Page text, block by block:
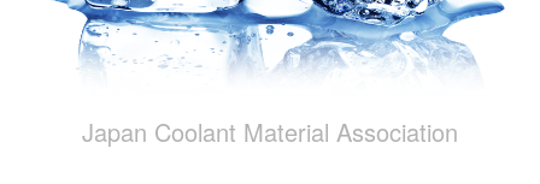
Japan Coolant Material Association